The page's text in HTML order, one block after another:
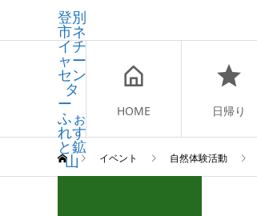
登別
市ネ
イチ
ャー
セン
タ
ー
ふぉ
れす
と鉱
山
HOME 日帰り
イベント 自然体験活動